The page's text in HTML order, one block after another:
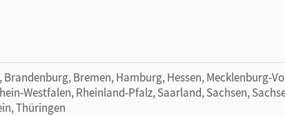
Brandenburg, Bremen, Hamburg, Hessen, Mecklenburg-
Westfalen, Rheinland-Pfalz, Saarland, Sachsen,
Thüringen